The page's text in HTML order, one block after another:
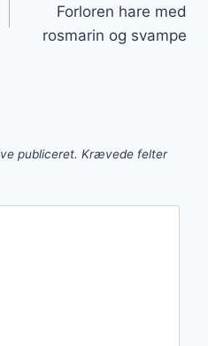
Forloren hare med
rosmarin og svampe
publiceret. Krævede felter